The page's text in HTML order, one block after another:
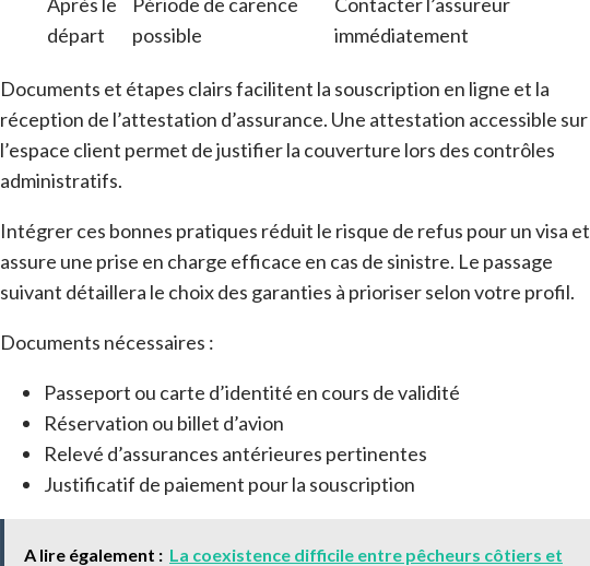
départ
possible
immédiatement
Documents et étapes clairs facilitent la souscription en ligne et la
réception de l’attestation d’assurance. Une attestation accessible sur
l’espace client permet de justifier la couverture lors des contrôles
administratifs.
Intégrer ces bonnes pratiques réduit le risque de refus pour un visa et
assure une prise en charge efficace en cas de sinistre. Le passage
suivant détaillera le choix des garanties à prioriser selon votre profil.
Documents nécessaires :
Passeport ou carte d’identité en cours de validité
Réservation ou billet d’avion
Relevé d’assurances antérieures pertinentes
Justificatif de paiement pour la souscription
A lire également : La coexistence difficile entre pêcheurs côtiers et